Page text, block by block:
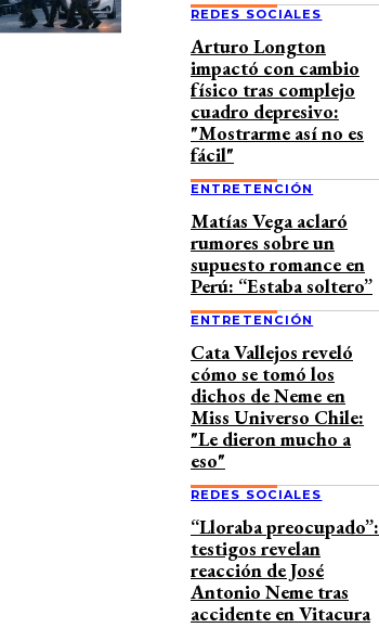
REDES SOCIALES
Arturo Longton
impactó con cambio
físico tras complejo
cuadro depresivo:
"Mostrarme así no es
fácil"
ENTRETENCIÓN
Matías Vega aclaró
rumores sobre un
supuesto romance en
Perú: “Estaba soltero”
ENTRETENCIÓN
Cata Vallejos reveló
cómo se tomó los
dichos de Neme en
Miss Universo Chile:
"Le dieron mucho a
eso"
REDES SOCIALES
“Lloraba preocupado”:
testigos revelan
reacción de José
Antonio Neme tras
accidente en Vitacura